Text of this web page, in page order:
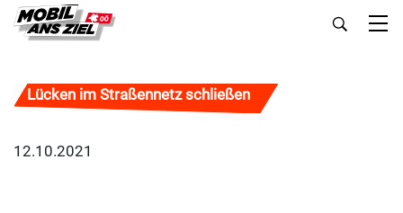
Lücken im Straßennetz schließen
12.10.2021